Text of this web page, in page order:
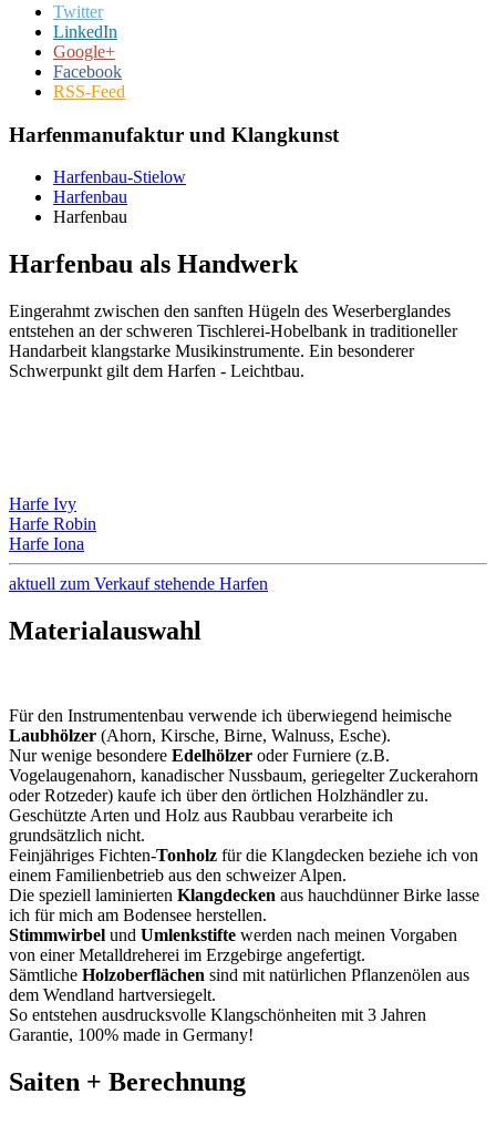
Twitter
LinkedIn
Google+
Facebook
RSS-Feed
Harfenmanufaktur und Klangkunst
Harfenbau-Stielow
Harfenbau
Harfenbau
Harfenbau als Handwerk
Eingerahmt zwischen den sanften Hügeln des Weserberglandes
entstehen an der schweren Tischlerei-Hobelbank in traditioneller
Handarbeit klangstarke Musikinstrumente. Ein besonderer
Schwerpunkt gilt dem Harfen - Leichtbau.
Harfe Ivy
Harfe Robin
Harfe Iona
aktuell zum Verkauf stehende Harfen
Materialauswahl
Für den Instrumentenbau verwende ich überwiegend heimische
Laubhölzer (Ahorn, Kirsche, Birne, Walnuss, Esche).
Nur wenige besondere Edelhölzer oder Furniere (z.B.
Vogelaugenahorn, kanadischer Nussbaum, geriegelter Zuckerahorn
oder Rotzeder) kaufe ich über den örtlichen Holzhändler zu.
Geschützte Arten und Holz aus Raubbau verarbeite ich
grundsätzlich nicht.
Feinjähriges Fichten-Tonholz für die Klangdecken beziehe ich von
einem Familienbetrieb aus den schweizer Alpen.
Die speziell laminierten Klangdecken aus hauchdünner Birke lasse
ich für mich am Bodensee herstellen.
Stimmwirbel und Umlenkstifte werden nach meinen Vorgaben
von einer Metalldreherei im Erzgebirge angefertigt.
Sämtliche Holzoberflächen sind mit natürlichen Pflanzenölen aus
dem Wendland hartversiegelt.
So entstehen ausdrucksvolle Klangschönheiten mit 3 Jahren
Garantie, 100% made in Germany!
Saiten + Berechnung